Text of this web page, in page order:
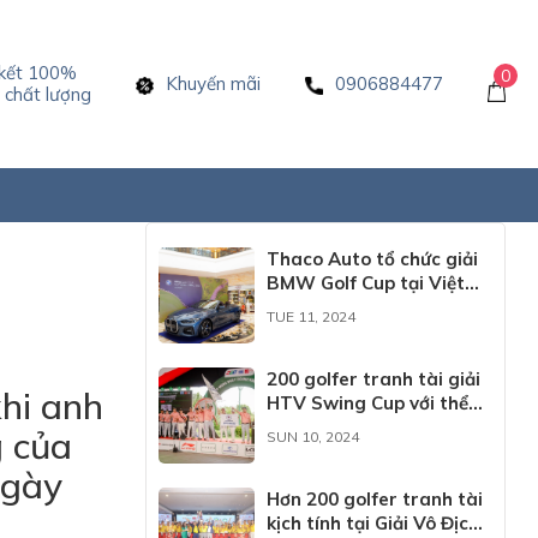
100%
chất lượng
Khuyến mãi 0906884477 0
anh
của
Thaco Auto tổ chức giải
BMW Golf Cup tại Việt
Nam
TUE 11, 2024
200 golfer tranh tài giải
HTV Swing Cup với thể
thức mới lạ
SUN 10, 2024
Hơn 200 golfer tranh tài
kịch tính tại Giải Vô Địch